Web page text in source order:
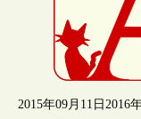
2015年09月11日 2016